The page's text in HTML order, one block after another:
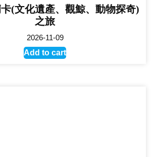
(文化遺產、觀鯨、動物探奇)
之旅
2026-11-09
Add to cart